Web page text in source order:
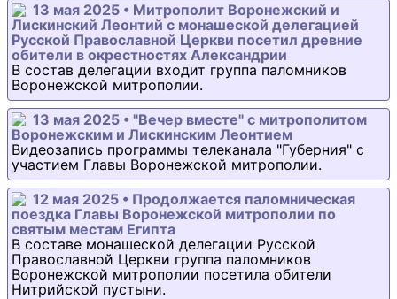
13 мая 2025 • Митрополит Воронежский и
Лискинский Леонтий с монашеской делегацией
Русской Православной Церкви посетил древние
обители в окрестностях Александрии
В состав делегации входит группа паломников
Воронежской митрополии.
13 мая 2025 • "Вечер вместе" с митрополитом
Воронежским и Лискинским Леонтием
Видеозапись программы телеканала "Губерния" с
участием Главы Воронежской митрополии.
12 мая 2025 • Продолжается паломническая
поездка Главы Воронежской митрополии по
святым местам Египта
В составе монашеской делегации Русской
Православной Церкви группа паломников
Воронежской митрополии посетила обители
Нитрийской пустыни.